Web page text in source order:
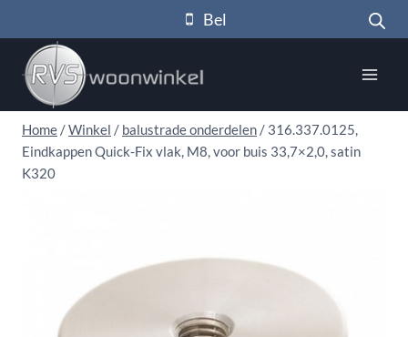
naar
inhoud
Bel
Home /Winkel / balustrade onderdelen / 316.337.0125,
Eindkappen Quick-Fix vlak, M8, voor buis 33,7×2,0, satin
K320